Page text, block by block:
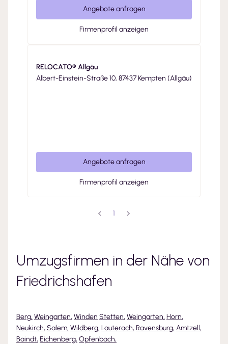
Angebote anfragen
Firmenprofil anzeigen
RELOCATO® Allgäu
Albert-Einstein-Straße 10, 87437 Kempten (Allgäu)
Angebote anfragen
Firmenprofil anzeigen
1
Umzugsfirmen in der Nähe von
Friedrichshafen
Berg, Weingarten, Winden Stetten, Weingarten, Horn,
Neukirch, Salem, Wildberg, Lauterach, Ravensburg, Amtzell,
Baindt, Eichenberg, Opfenbach,